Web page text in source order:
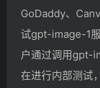
GoDaddy、
试gpt-image-1
户通过调用gpt-
在进行内部测试